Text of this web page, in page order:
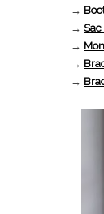
→
→ Sac
→
→
→